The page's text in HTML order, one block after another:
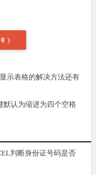
0 )
示表格的解决方法还有
默认为缩进为四个空格
判断身份证号码是否